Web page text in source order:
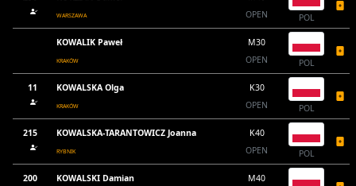
WARSZAWA
OPEN
POL
KOWALIK Paweł
KRAKÓW
M30
OPEN
POL
11 KOWALSKA Olga
KRAKÓW
K30
OPEN
POL
215 KOWALSKA-TARANTOWICZ Joanna
RYBNIK
K40
OPEN
POL
200 KOWALSKI Damian
M40